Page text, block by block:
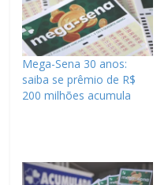
Mega-Sena 30 anos:
saiba se prêmio de R$
200 milhões acumula